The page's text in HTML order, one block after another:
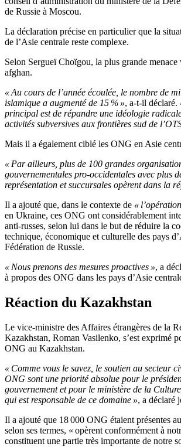
de Russie à Moscou.
La déclaration précise en particulier que la
de l’Asie centrale reste complexe.
Selon Sergueï Choïgou, la plus grande
afghan.
« Au cours de l’année écoulée, le nombre de
islamique a augmenté de 15 % », a-t-il déclaré.
principal est de répandre une idéologie
activités subversives aux frontières sud de
Mais il a également ciblé les ONG en Asie
« Par ailleurs, plus de 100 grandes
gouvernementales pro-occidentales avec plus
représentation et succursales opèrent dans la
Il a ajouté que, dans le contexte de «
en Ukraine, ces ONG ont considérablement
anti-russes, selon lui dans le but de réduire la
technique, économique et culturelle des pays
Fédération de Russie.
« Nous prenons des mesures proactives », a
à propos des ONG dans les pays d’Asie
Réaction du Kazakhstan
Le vice-ministre des Affaires étrangères de la
Kazakhstan, Roman Vasilenko, s’est exprimé
ONG au Kazakhstan.
« Comme vous le savez, le soutien au secteur
ONG sont une priorité absolue pour le
gouvernement et pour le ministère de la
qui est responsable de ce domaine », a déclaré
Il a ajouté que 18 000 ONG étaient présentes
selon ses termes, « opèrent conformément à
constituent une partie très importante de notre